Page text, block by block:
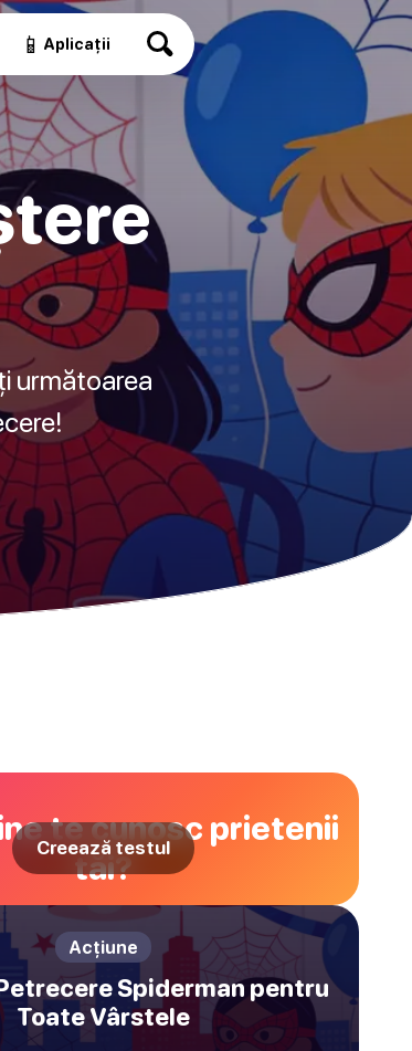
📱 Aplicații
următoarea
te cunosc prietenii
tăi?
Creează testul
Acțiune
Spiderman pentru
Toate Vârstele